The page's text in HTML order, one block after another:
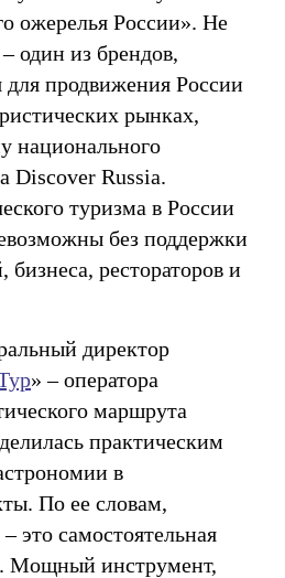
ожерелья России». Не
один из брендов,
для продвижения России
рынках,
национального
Discover Russia.
туризма в России
без поддержки
бизнеса, рестораторов и
директор
» – оператора
маршрута
практическим
в
По ее словам,
это самостоятельная
Мощный инструмент,